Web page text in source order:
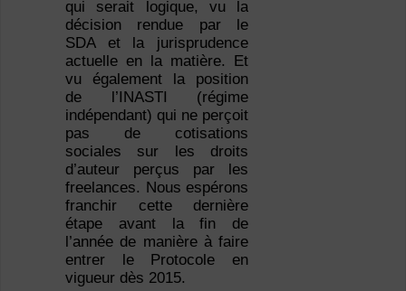
qui serait logique, vu la
décision rendue par le
SDA et la jurisprudence
actuelle en la matière. Et
vu également la position
de l’INASTI (régime
indépendant) qui ne perçoit
pas de cotisations
sociales sur les droits
d’auteur perçus par les
freelances. Nous espérons
franchir cette dernière
étape avant la fin de
l’année de manière à faire
entrer le Protocole en
vigueur dès 2015.